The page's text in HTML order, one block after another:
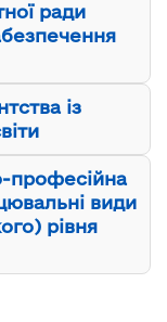
ради
із
професійна
види
рівня